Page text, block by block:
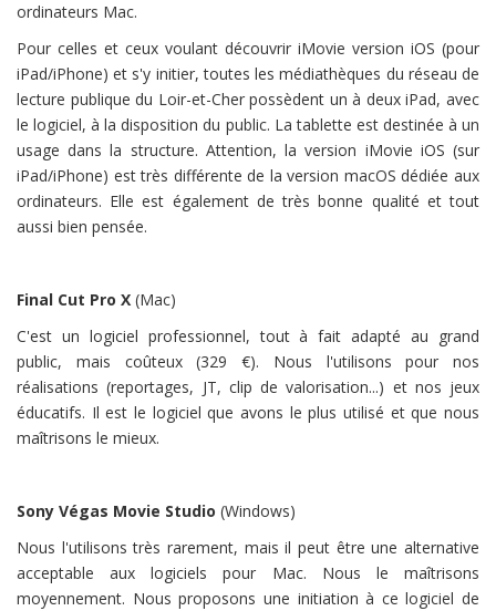
ordinateurs Mac.
Pour celles et ceux voulant découvrir iMovie version iOS (pour
iPad/iPhone) et s'y initier, toutes les médiathèques du réseau de
lecture publique du Loir-et-Cher possèdent un à deux iPad, avec
le logiciel, à la disposition du public. La tablette est destinée à un
usage dans la structure. Attention, la version iMovie iOS (sur
iPad/iPhone) est très différente de la version macOS dédiée aux
ordinateurs. Elle est également de très bonne qualité et tout
aussi bien pensée.
Final Cut Pro X (Mac)
C'est un logiciel professionnel, tout à fait adapté au grand
public, mais coûteux (329 €). Nous l'utilisons pour nos
réalisations (reportages, JT, clip de valorisation...) et nos jeux
éducatifs. Il est le logiciel que avons le plus utilisé et que nous
maîtrisons le mieux.
Sony Végas Movie Studio (Windows)
Nous l'utilisons très rarement, mais il peut être une alternative
acceptable aux logiciels pour Mac. Nous le maîtrisons
moyennement. Nous proposons une initiation à ce logiciel de